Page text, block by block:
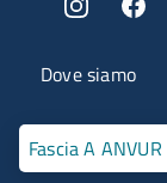
Fascia A ANVUR
Menu contatti
Dove siamo